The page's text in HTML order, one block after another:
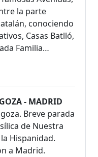
la parte
conociendo
Casas Batlló,
Familia…
- MADRID
Breve parada
de Nuestra
Hispanidad.
a Madrid.